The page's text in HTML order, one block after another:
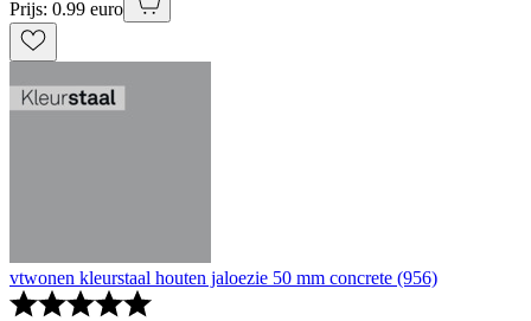
Prijs: 0.99 euro
vtwonen kleurstaal houten jaloezie 50 mm concrete (956)